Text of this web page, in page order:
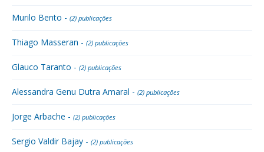
Murilo Bento - (2) publicações
Thiago Masseran - (2) publicações
Glauco Taranto - (2) publicações
Alessandra Genu Dutra Amaral - (2) publicações
Jorge Arbache - (2) publicações
Sergio Valdir Bajay - (2) publicações